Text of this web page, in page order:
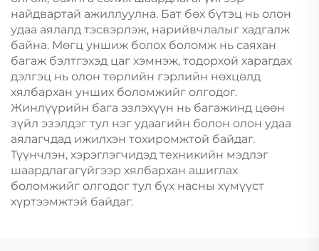
найдвартай ажиллуулна. Бат бөх бүтэц нь олон
удаа аялалд тэсвэрлэж, нарийвчлалыг хадгалж
байна. Мөгц уншиж болох боломж нь саяхан
багаж бэлтгэхэд цаг хэмнэж, тодорхой харагдах
дэлгэц нь олон төрлийн гэрлийн нөхцөлд
хялбархан унших боломжийг олгодог.
Жинлүүрийн бага эзлэхүүн нь багажинд цөөн
зүйл эзэлдэг тул нэг удаагийн болон олон удаа
аялагчдад ижилхэн тохиромжтой байдаг.
Түүнчлэн, хэрэглэгчидэд техникийн мэдлэг
шаардлагагүйгээр хялбархан ашиглах
боломжийг олгодог тул бүх насны хүмүүст
хүртээмжтэй байдаг.